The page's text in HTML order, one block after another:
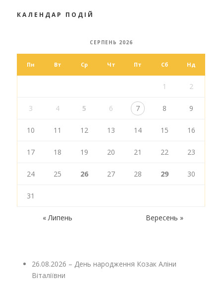
КАЛЕНДАР ПОДІЙ
СЕРПЕНЬ 2026
Пн Вт Ср Чт Пт Сб Нд
1 2
3 4 5 6 7 8 9
10 11 12 13 14 15 16
17 18 19 20 21 22 23
24 25 26 27 28 29 30
31
« Липень Вересень »
26.08.2026 – День народження Козак Аліни
Віталіївни